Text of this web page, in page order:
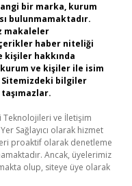
bir marka, kurum
bulunmamaktadır.
makaleler
haber niteliği
kişiler hakkında
kurum ve kişiler ile isim
bilgiler
Teknolojileri ve İletişim
Sağlayıcı olarak hizmet
proaktif olarak denetleme
Ancak, üyelerimiz
olup, siteye üye olarak